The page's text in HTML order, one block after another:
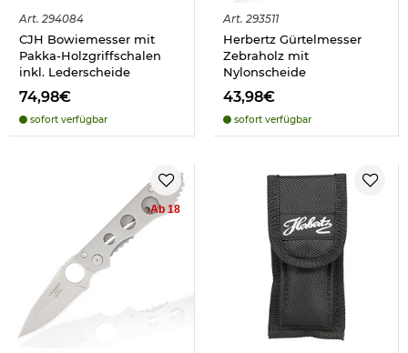
Art. 294084
CJH Bowiemesser mit
Pakka-Holzgriffschalen
inkl. Lederscheide
74,98€
sofort verfügbar
Art. 293511
Herbertz Gürtelmesser
Zebraholz mit
Nylonscheide
43,98€
sofort verfügbar
Ab 18